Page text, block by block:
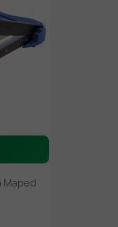
Maped